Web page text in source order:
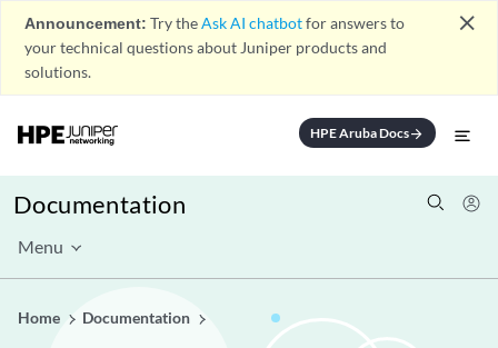
Announcement: Try theAsk AI chatbotfor answers to
your technical questions about Juniper products and
solutions.
close
HPE Aruba Docsarrow_forward
Documentation
Menu
Home Documentation